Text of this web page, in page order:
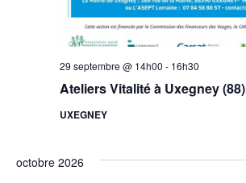
Ateliers Vitalité à Uxegney (88)
29 septembre @ 14h00 - 16h30
UXEGNEY
octobre 2026